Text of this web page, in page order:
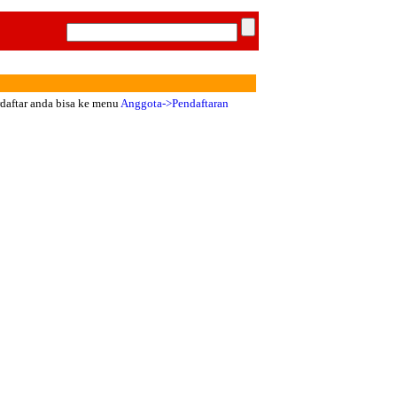
anda bisa ke menuAnggota->Pendaftaran